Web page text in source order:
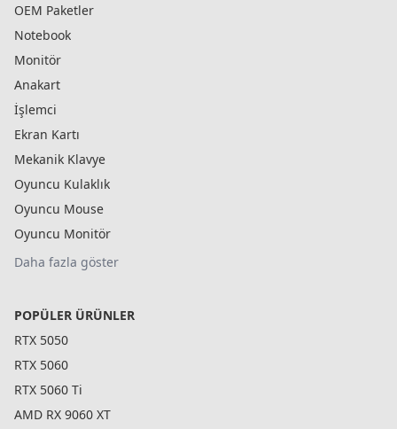
OEM Paketler
Notebook
Monitör
Anakart
İşlemci
Ekran Kartı
Mekanik Klavye
Oyuncu Kulaklık
Oyuncu Mouse
Oyuncu Monitör
Daha fazla göster
POPÜLER ÜRÜNLER
RTX 5050
RTX 5060
RTX 5060 Ti
AMD RX 9060 XT